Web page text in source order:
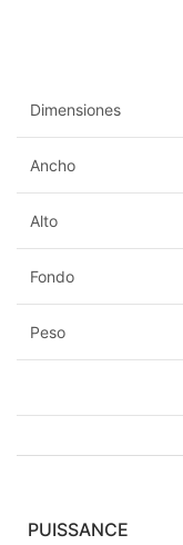
Dimensiones
Ancho
Alto
Fondo
Peso
PUISSANCE